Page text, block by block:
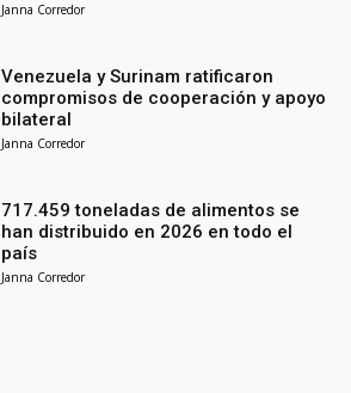
Janna Corredor
Venezuela y Surinam ratificaron
compromisos de cooperación y apoyo
bilateral
Janna Corredor
717.459 toneladas de alimentos se
han distribuido en 2026 en todo el
país
Janna Corredor